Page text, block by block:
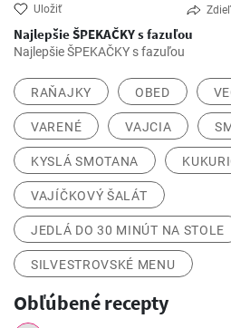
Uložiť
Najlepšie ŠPEKAČKY s fazuľou
Najlepšie ŠPEKAČKY s fazuľou
RAŇAJKY OBED
VARENÉ VAJCIA
KYSLÁ SMOTANA
VAJÍČKOVÝ ŠALÁT
JEDLÁ DO 30 MINÚT NA STOLE
SILVESTROVSKÉ MENU
Obľúbené recepty